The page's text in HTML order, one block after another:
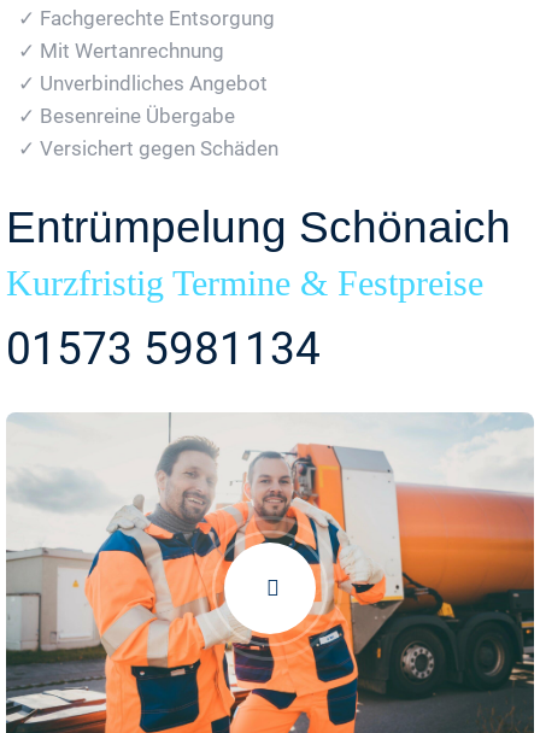
✓ Fachgerechte Entsorgung
✓ Mit Wertanrechnung
✓ Unverbindliches Angebot
✓ Besenreine Übergabe
✓ Versichert gegen Schäden
Entrümpelung Schönaich
Kurzfristig Termine & Festpreise
01573 5981134